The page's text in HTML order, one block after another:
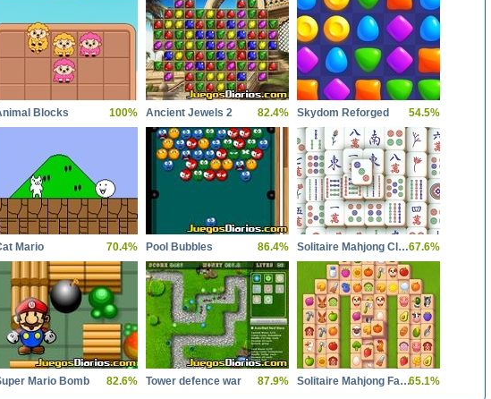
Blocks 100% Ancient Jewels 2 82.4% Skydom Reforged 54.5%
Mario 70.4% Pool Bubbles 86.4% Solitaire Mahjong Classic67.6%
Mario Bomb 82.6% Tower defence war 87.9% Solitaire Mahjong Farm65.1%